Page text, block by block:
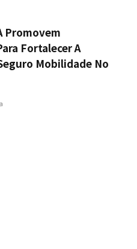
Promovem
Fortalecer A
Mobilidade No